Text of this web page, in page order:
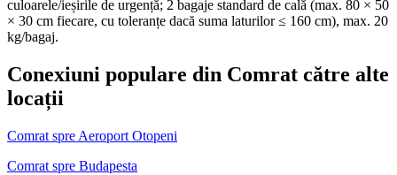
culoarele/ieșirile de urgență; 2 bagaje standard de cală (max. 80 × 50
× 30 cm fiecare, cu toleranțe dacă suma laturilor ≤ 160 cm), max. 20
kg/bagaj.
Conexiuni populare din Comrat către alte
locații
Comrat spre Aeroport Otopeni
Comrat spre Budapesta